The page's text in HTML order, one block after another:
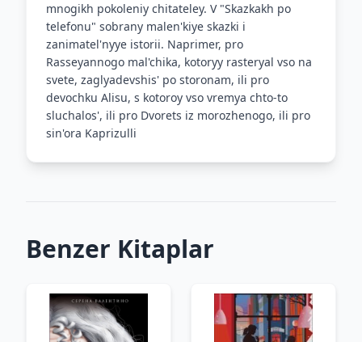
mnogikh pokoleniy chitateley. V "Skazkakh po
telefonu" sobrany malen'kiye skazki i
zanimatel'nyye istorii. Naprimer, pro
Rasseyannogo mal'chika, kotoryy rasteryal vso na
svete, zaglyadevshis' po storonam, ili pro
devochku Alisu, s kotoroy vso vremya chto-to
sluchalos', ili pro Dvorets iz morozhenogo, ili pro
sin'ora Kaprizulli
Benzer Kitaplar